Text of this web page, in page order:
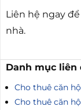
Liên hệ ngay
nhà.
Danh mục liên
Cho thuê căn
Cho thuê căn